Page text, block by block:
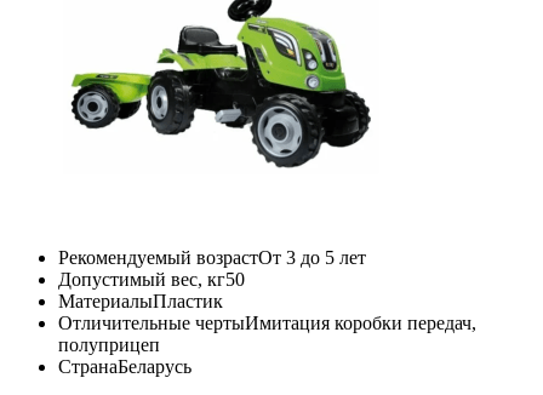
Рекомендуемый возрастОт 3 до 5 лет
Допустимый вес, кг50
МатериалыПластик
Отличительные чертыИмитация коробки передач,
полуприцеп
СтранаБеларусь